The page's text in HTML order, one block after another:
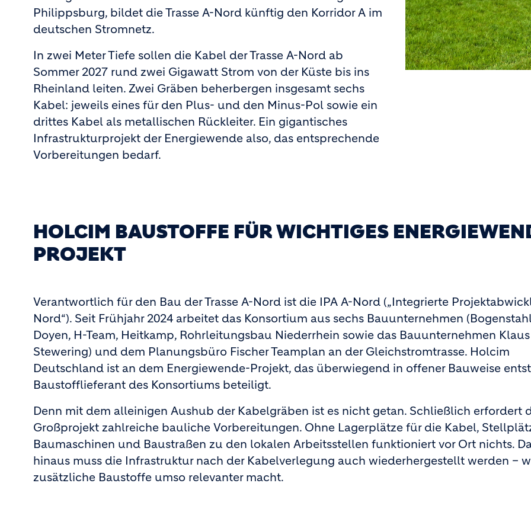
Philippsburg, bildet die Trasse A-Nord künftig den Korridor A im
deutschen Stromnetz.
In zwei Meter Tiefe sollen die Kabel der Trasse A-Nord ab
Sommer 2027 rund zwei Gigawatt Strom von der Küste bis ins
Rheinland leiten. Zwei Gräben beherbergen insgesamt sechs
Kabel: jeweils eines für den Plus- und den Minus-Pol sowie ein
drittes Kabel als metallischen Rückleiter. Ein gigantisches
Infrastrukturprojekt der Energiewende also, das entsprechende
Vorbereitungen bedarf.
HOLCIM BAUSTOFFE FÜR WICHTIGES
PROJEKT
Verantwortlich für den Bau der Trasse A-Nord ist die IPA A-Nord („Integrierte
Nord“). Seit Frühjahr 2024 arbeitet das Konsortium aus sechs Bauunternehmen
Doyen, H-Team, Heitkamp, Rohrleitungsbau Niederrhein sowie das Bauunternehmen Klaus
Stewering) und dem Planungsbüro Fischer Teamplan an der Gleichstromtrasse. Holcim
Deutschland ist an dem Energiewende-Projekt, das überwiegend in offener Bauweise
Baustofflieferant des Konsortiums beteiligt.
Denn mit dem alleinigen Aushub der Kabelgräben ist es nicht getan. Schließlich erfordert
Großprojekt zahlreiche bauliche Vorbereitungen. Ohne Lagerplätze für die Kabel,
Baumaschinen und Baustraßen zu den lokalen Arbeitsstellen funktioniert vor Ort nichts.
hinaus muss die Infrastruktur nach der Kabelverlegung auch wiederhergestellt werden –
zusätzliche Baustoffe umso relevanter macht.